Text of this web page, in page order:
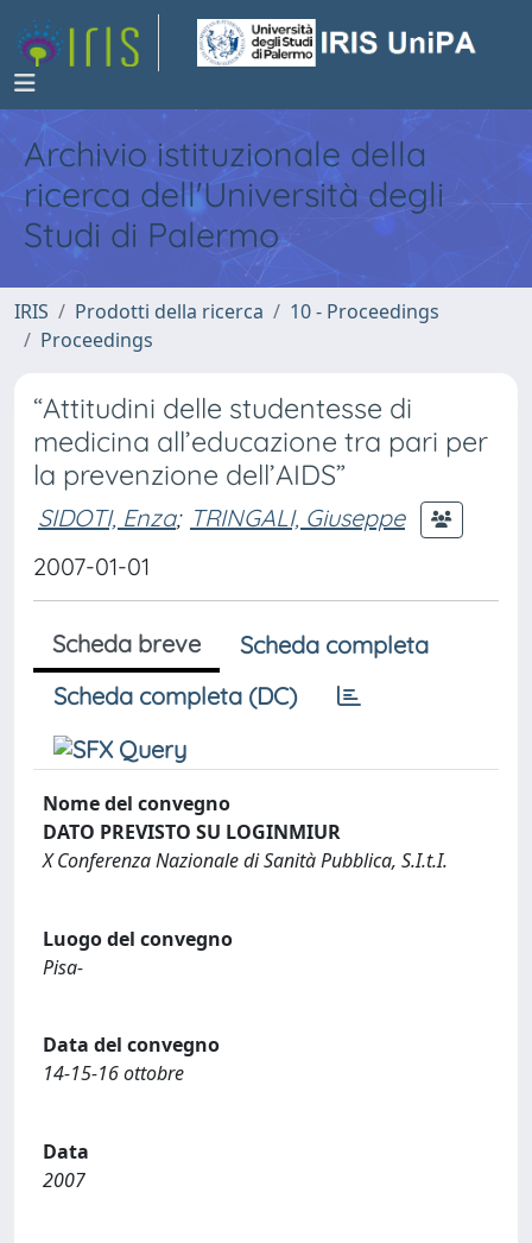
Archivio istituzionale della
ricerca dell'Università degli
Studi di Palermo
IRIS Prodotti della ricerca
10 - Proceedings
Proceedings
“Attitudini delle studentesse di
medicina all’educazione tra pari per
la prevenzione dell’AIDS”
SIDOTI, Enza; TRINGALI, Giuseppe
2007-01-01
Scheda breve
Scheda completa
Scheda completa (DC)
Nome del convegno
DATO PREVISTO SU LOGINMIUR
X Conferenza Nazionale di Sanità Pubblica, S.I.t.I.
Luogo del convegno
Pisa-
Data del convegno
14-15-16 ottobre
Data
2007